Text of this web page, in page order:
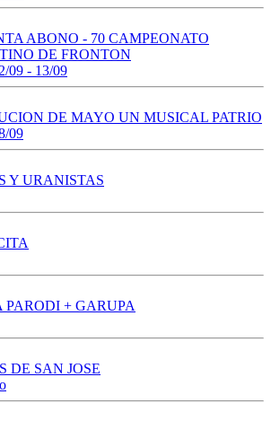
ABONO - 70 CAMPEONATO
DE FRONTON
09 - 13/09
DE MAYO UN MUSICAL PATRIO
09
Y URANISTAS
PARODI + GARUPA
DE SAN JOSE